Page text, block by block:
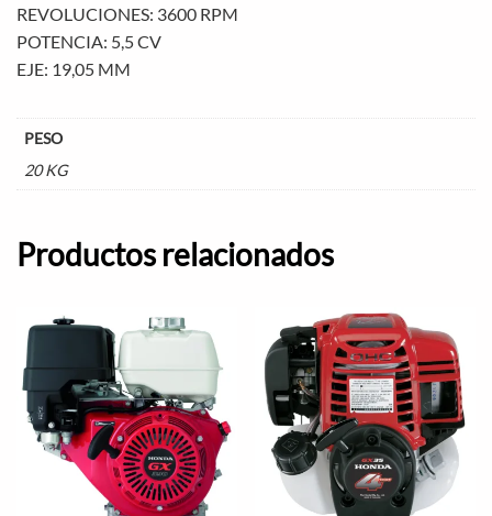
REVOLUCIONES: 3600 RPM
POTENCIA: 5,5 CV
EJE: 19,05 MM
PESO
20 KG
Productos relacionados